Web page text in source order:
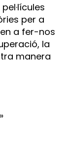
per a
a fer-nos
la
manera